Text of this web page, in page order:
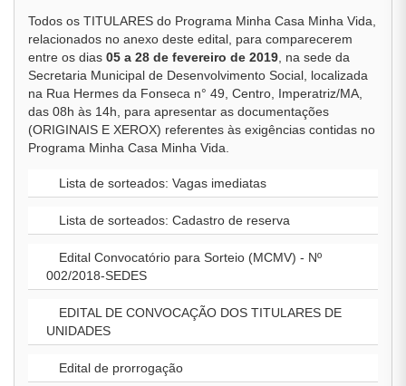
Todos os TITULARES do Programa Minha Casa Minha Vida,
relacionados no anexo deste edital, para comparecerem
entre os dias 05 a 28 de fevereiro de 2019 , na sede da
Secretaria Municipal de Desenvolvimento Social, localizada
na Rua Hermes da Fonseca n° 49, Centro, Imperatriz/MA,
das 08h às 14h, para apresentar as documentações
(ORIGINAIS E XEROX) referentes às exigências contidas no
Programa Minha Casa Minha Vida.
Lista de sorteados: Vagas imediatas
Lista de sorteados: Cadastro de reserva
Edital Convocatório para Sorteio (MCMV) - Nº
002/2018-SEDES
EDITAL DE CONVOCAÇÃO DOS TITULARES DE
UNIDADES
Edital de prorrogação